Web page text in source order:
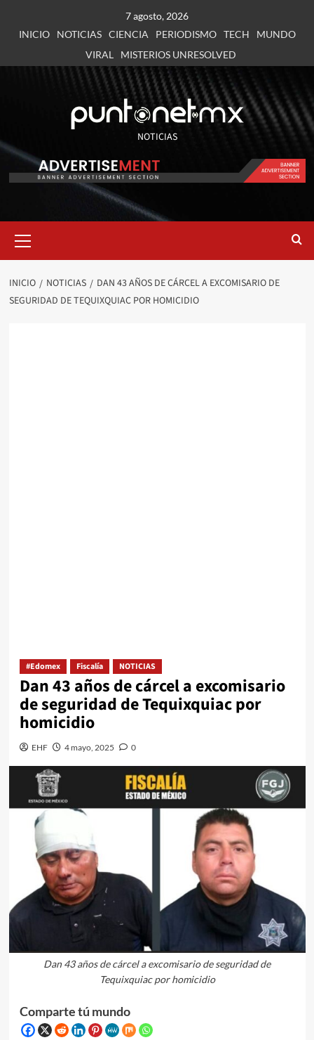
7 agosto, 2026
INICIO
NOTICIAS CIENCIA PERIODISMO TECH
MUNDO
VIRAL
MISTERIOS UNRESOLVED
NOTICIAS
INICIO NOTICIAS
DAN 43 AÑOS DE CÁRCEL A EXCOMISARIO DE
SEGURIDAD DE TEQUIXQUIAC POR HOMICIDIO
#Edomex Fiscalía NOTICIAS
Dan 43 años de cárcel a excomisario
de seguridad de Tequixquiac por
homicidio
EHF 4 mayo, 2025 0
Dan 43 años de cárcel a excomisario de seguridad de
Tequixquiac por homicidio
Comparte tú mundo